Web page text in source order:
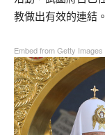
教做出有效的連結。
Embed from Getty Images